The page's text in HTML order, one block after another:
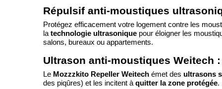
Répulsif anti-moustiques
Protégez efficacement votre logement contre les
la technologie ultrasonique pour éloigner les
salons, bureaux ou appartements.
Ultrason anti-moustiques Weitech
Le Mozzzkito Repeller Weitech émet des ultrasons
des piqûres) et les incitent à quitter la zone protégée.